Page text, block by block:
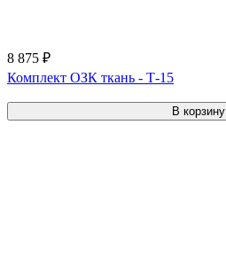
8 875 ₽
Комплект ОЗК ткань - Т-15
В корзину